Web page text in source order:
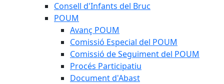
Consell d'Infants del Bruc
POUM
Avanç POUM
Comissió Especial del POUM
Comissió de Seguiment del POUM
Procés Participatiu
Document d'Abast